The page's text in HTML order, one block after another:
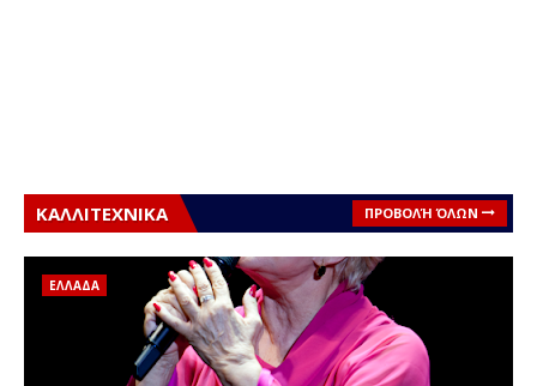
ΚΑΛΛΙΤΕΧΝΙΚΑ ΠΡΟΒΟΛΉ ΌΛΩΝ
ΕΛΛΑΔΑ